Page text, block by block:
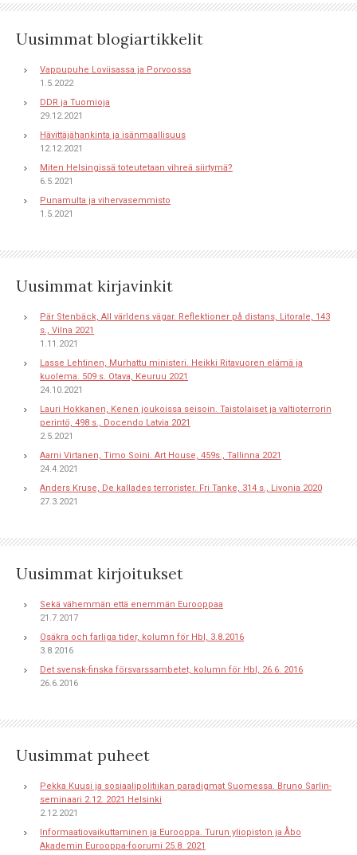
Uusimmat blogiartikkelit
Vappupuhe Loviisassa ja Porvoossa
1.5.2022
DDR ja Tuomioja
29.12.2021
Hävittäjähankinta ja isänmaallisuus
12.12.2021
Miten Helsingissä toteutetaan vihreä siirtymä?
6.5.2021
Punamulta ja vihervasemmisto
1.5.2021
Uusimmat kirjavinkit
Pär Stenbäck, All världens vägar. Reflektioner på distans, Litorale, 143
s., Vilna 2021
1.11.2021
Lasse Lehtinen, Murhattu ministeri. Heikki Ritavuoren elämä ja
kuolema. 509 s. Otava, Keuruu 2021
24.10.2021
Lauri Hokkanen, Kenen joukoissa seisoin. Taistolaiset ja valtioterrorin
perintö, 498 s., Docendo Latvia 2021
2.5.2021
Aarni Virtanen, Timo Soini. Art House, 459s., Tallinna 2021
24.4.2021
Anders Kruse, De kallades terrorister. Fri Tanke, 314 s., Livonia 2020
27.3.2021
Uusimmat kirjoitukset
Sekä vähemmän että enemmän Eurooppaa
21.7.2017
Osäkra och farliga tider, kolumn för Hbl, 3.8.2016
3.8.2016
Det svensk-finska försvarssambetet, kolumn för Hbl, 26.6. 2016
26.6.2016
Uusimmat puheet
Pekka Kuusi ja sosiaalipolitiikan paradigmat Suomessa. Bruno Sarlin-
seminaari 2.12. 2021 Helsinki
2.12.2021
Informaatiovaikuttaminen ja Eurooppa. Turun yliopiston ja Åbo
Akademin Eurooppa-foorumi 25.8. 2021